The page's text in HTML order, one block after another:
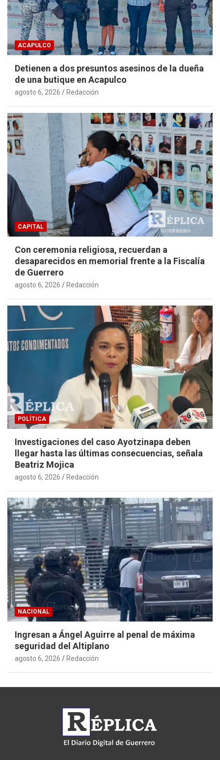
ACAPULCO
Detienen a dos presuntos asesinos de la dueña
de una butique en Acapulco
agosto 6, 2026 Redacción
CAPITAL
Con ceremonia religiosa, recuerdan a
desaparecidos en memorial frente a la Fiscalía
de Guerrero
agosto 6, 2026 Redacción
POLÍTICA
Investigaciones del caso Ayotzinapa deben
llegar hasta las últimas consecuencias, señala
Beatriz Mojica
agosto 6, 2026 Redacción
NACIONAL
Ingresan a Ángel Aguirre al penal de máxima
seguridad del Altiplano
agosto 6, 2026 Redacción